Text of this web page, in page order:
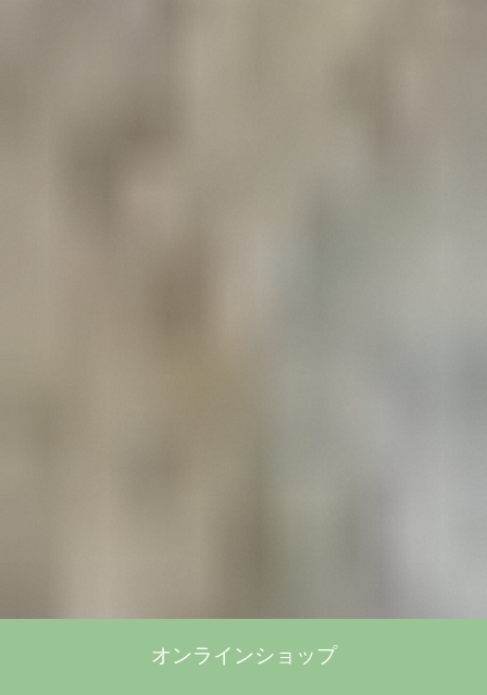
オンラインショップ